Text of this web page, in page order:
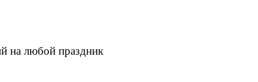
на любой праздник